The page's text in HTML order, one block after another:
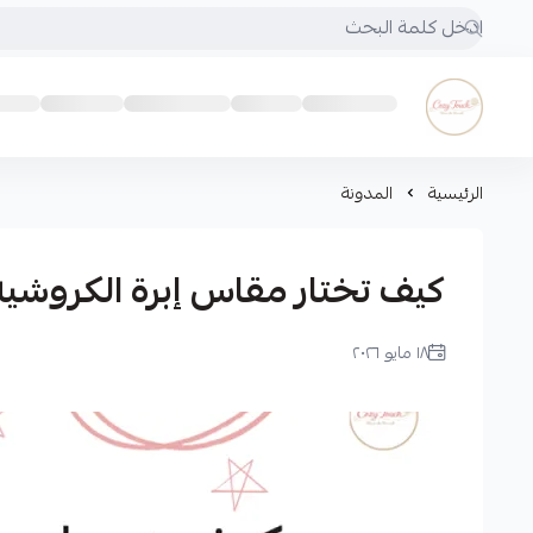
Cozy touch
الرئيسية المدونة
كيف تختار مقاس إبرة
١٨ مايو ٢٠٢٦